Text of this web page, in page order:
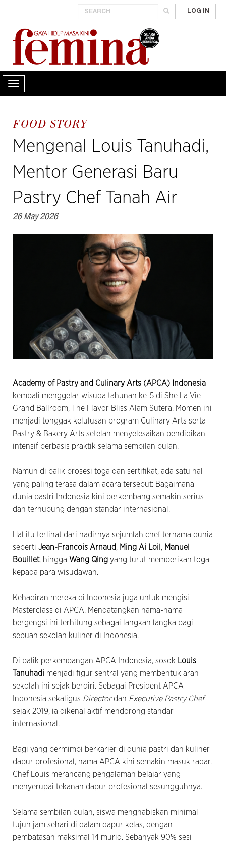
LOG IN
FOOD STORY
Mengenal Louis Tanuhadi,
Mentor Generasi Baru
Pastry Chef Tanah Air
26 May 2026
Academy of Pastry and Culinary Arts (APCA) Indonesia
kembali menggelar wisuda tahunan ke-5 di She La Vie
Grand Ballroom, The Flavor Bliss Alam Sutera. Momen ini
menjadi tonggak kelulusan program Culinary Arts serta
Pastry & Bakery Arts setelah menyelesaikan pendidikan
intensif berbasis praktik selama sembilan bulan.
Namun di balik prosesi toga dan sertifikat, ada satu hal
yang paling terasa dalam acara tersebut: Bagaimana
dunia pastri Indonesia kini berkembang semakin serius
dan terhubung dengan standar internasional.
Hal itu terlihat dari hadirnya sejumlah chef ternama dunia
seperti Jean-Francois Arnaud, Ming Ai Loil , Manuel
Bouillet, hingga Wang Qing yang turut memberikan toga
kepada para wisudawan.
Kehadiran mereka di Indonesia juga untuk mengisi
Masterclass di APCA. Mendatangkan nama-nama
bergengsi ini terhitung sebagai langkah langka bagi
sebuah sekolah kuliner di Indonesia.
Di balik perkembangan APCA Indonesia, sosok Louis
Tanuhadi menjadi figur sentral yang membentuk arah
sekolah ini sejak berdiri. Sebagai President APCA
Indonesia sekaligus Directordan Executive Pastry Chef
sejak 2019, ia dikenal aktif mendorong standar
internasional.
Bagi yang bermimpi berkarier di dunia pastri dan kuliner
dapur profesional, nama APCA kini semakin masuk radar.
Chef Louis merancang pengalaman belajar yang
menyerupai tekanan dapur profesional sesungguhnya.
Selama sembilan bulan, siswa menghabiskan minimal
tujuh jam sehari di dalam dapur kelas, dengan
pembatasan maksimal 14 murid. Sebanyak 90% sesi